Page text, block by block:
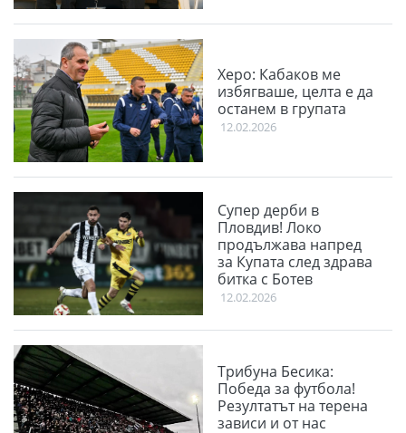
Херо: Кабаков ме
избягваше, целта е да
останем в групата
12.02.2026
Супер дерби в
Пловдив! Локо
продължава напред
за Купата след здрава
битка с Ботев
12.02.2026
Трибуна Бесика:
Победа за футбола!
Резултатът на терена
зависи и от нас